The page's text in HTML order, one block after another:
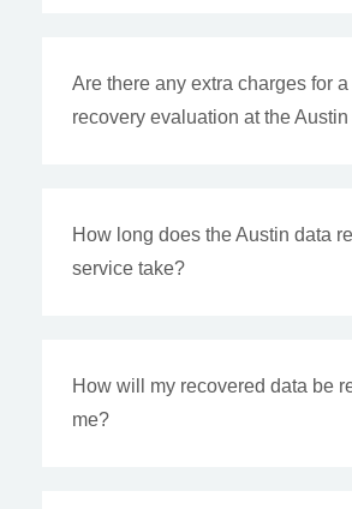
Are there any extra charges for a
recovery evaluation at the
How long does the Austin data
service take?
How will my recovered data be
me?